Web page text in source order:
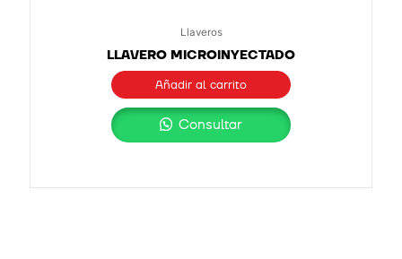
Llaveros
LLAVERO MICROINYECTADO
Añadir al carrito
Consultar